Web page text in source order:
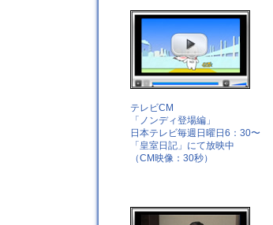
テレビCM
「ノンディ登場編」
日本テレビ毎週日曜日6：30〜
「皇室日記」にて放映中
（CM映像：30秒）